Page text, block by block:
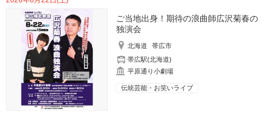
ご当地出身！期待の浪曲師広沢菊春の
独演会
北海道
帯広市
帯広駅(北海道)
平原通り小劇場
伝統芸能・お笑いライブ